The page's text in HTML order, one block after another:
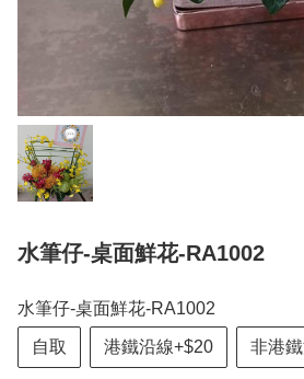
水筆仔-桌面鮮花-RA1002
水筆仔-桌面鮮花-RA1002
自取 港鐵沿線+$20 非港